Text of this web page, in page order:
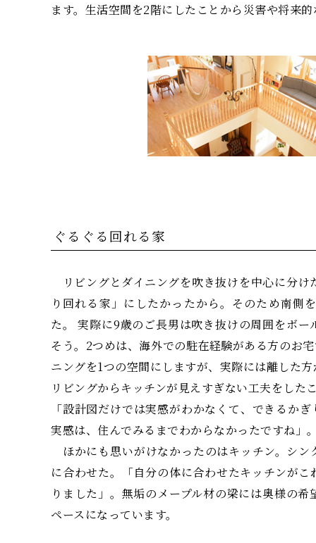
ます。生活空間を2階にしたことから災害や将来
ぐるぐる回れる家
リビングとダイニングを吹き抜けを中心に分
り回れる家」にしたかったから。そのため南側
た。 実際に9歳のご長男は吹き抜けの周囲をボ
そう。2つめは、海外での駐在経験がある方のお
ニングを1つの空間にしますが、実際には離した
リビングからキッチンが見えすぎない工夫をした
「設計図だけでは実感がわかなくて、できるか
実感は、住んでみるまでわからなかったですね」
ほかにも思いがけなかったのはキッチン。シ
に合わせた。「自分の体に合わせたキッチンが
りました」。無垢のメープル材の梁には奥様の
ペースになっています。